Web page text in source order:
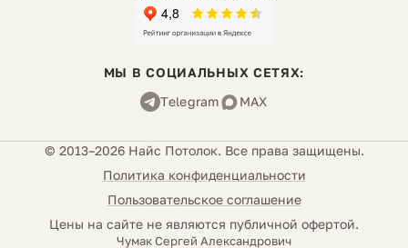
МЫ В СОЦИАЛЬНЫХ СЕТЯХ:
Telegram
MAX
© 2013–2026 Найс Потолок. Все права защищены.
Политика конфиденциальности
Пользовательское соглашение
Цены на сайте не являются публичной офертой.
Чумак Сергей Александрович